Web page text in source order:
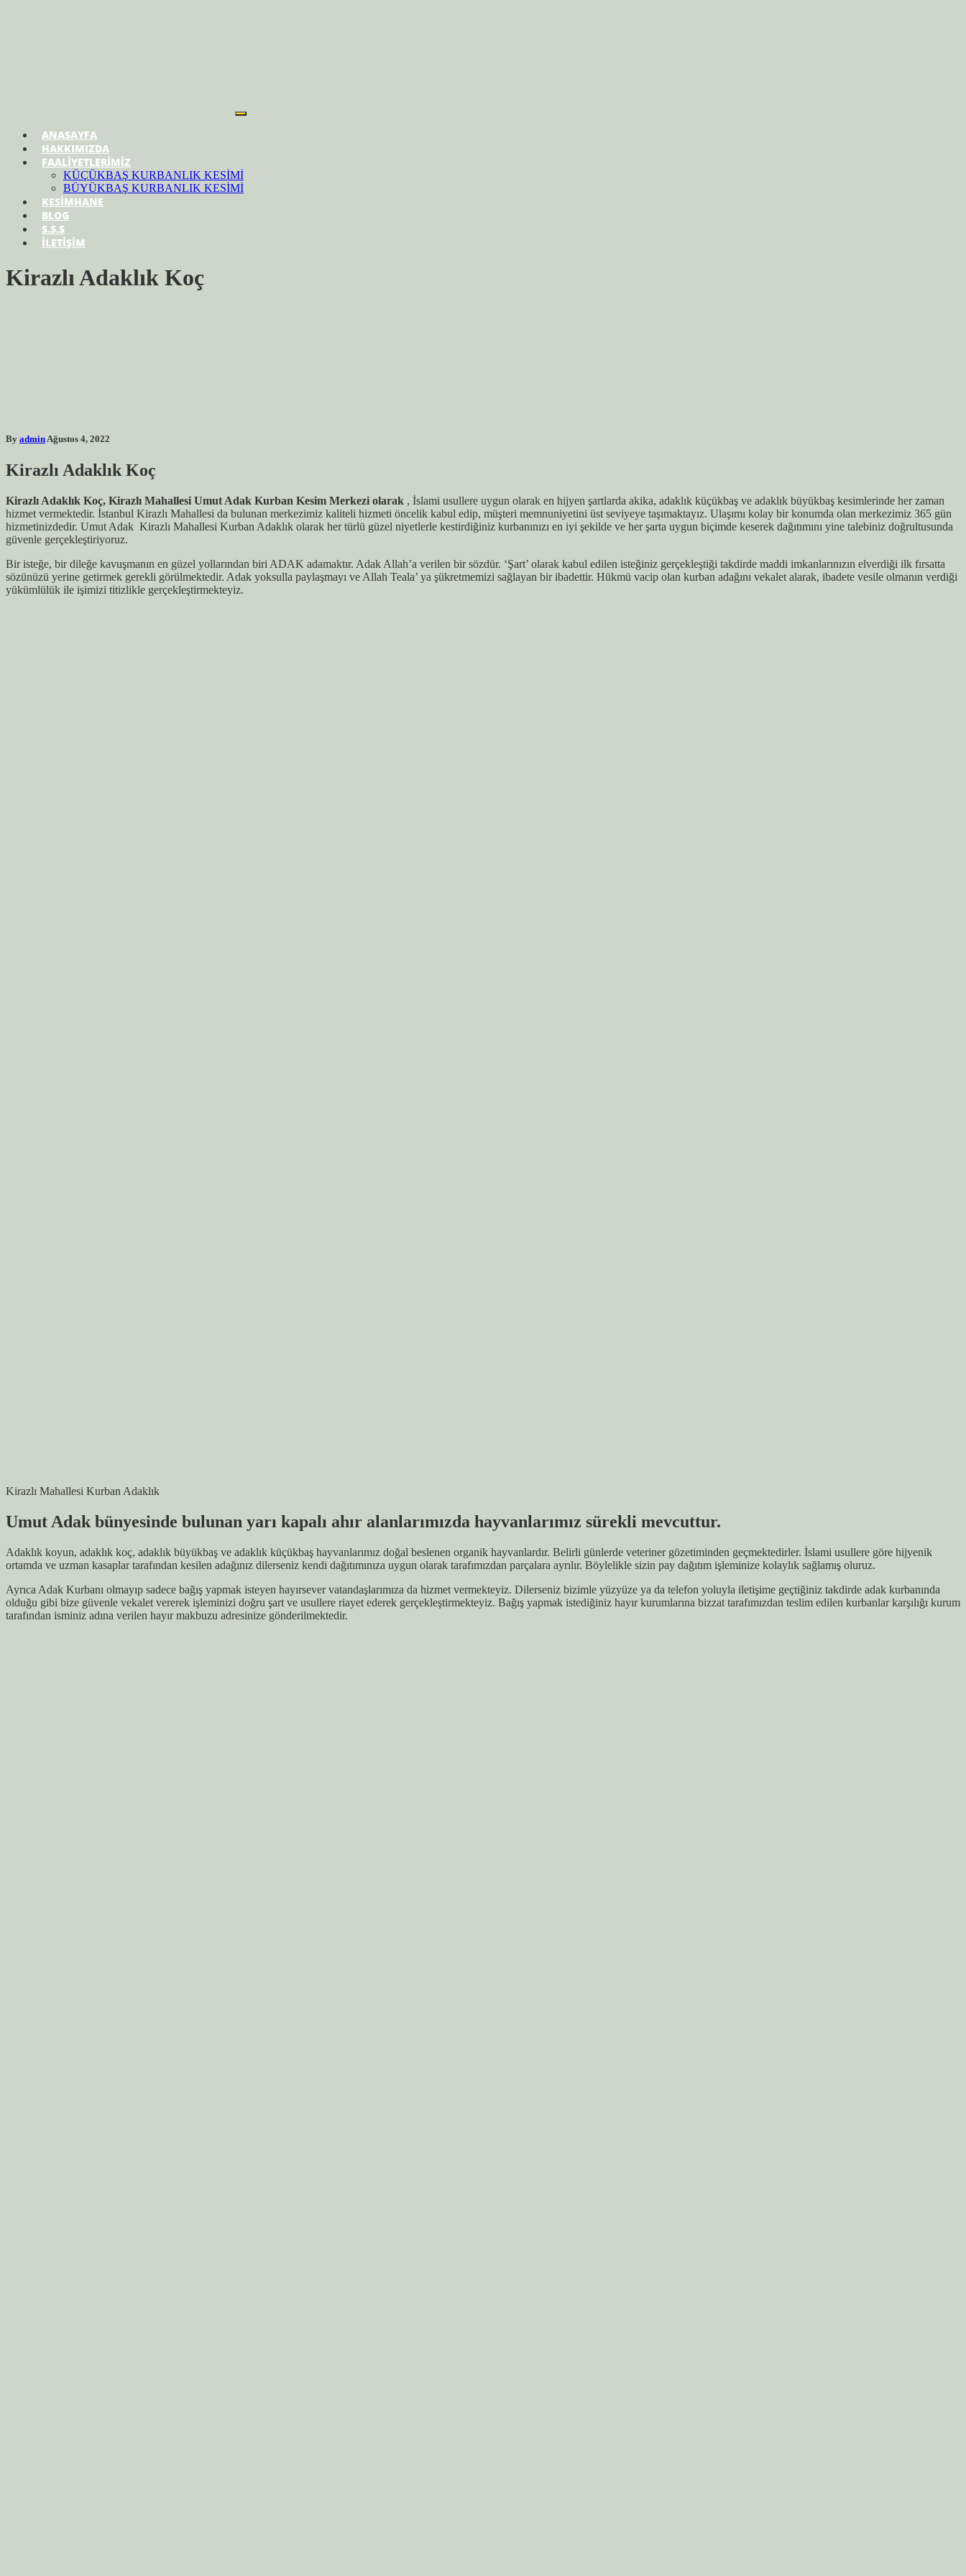
ANASAYFA
HAKKIMIZDA
FAALİYETLERİMİZ
KÜÇÜKBAŞ KURBANLIK KESİMİ
BÜYÜKBAŞ KURBANLIK KESİMİ
KESİMHANE
BLOG
S.S.S
İLETİŞİM
Kirazlı Adaklık Koç
By adminAğustos 4, 2022
KirazlıAdaklık Koç
Kirazlı Adaklık Koç, Kirazlı Mahallesi Umut Adak Kurban Kesim Merkezi olarak , İslami usullere uygun olarak en hijyen şartlarda akika, adaklık küçükbaş ve adaklık büyükbaş kesimlerinde her zaman
hizmet vermektedir. İstanbul Kirazlı Mahallesi da bulunan merkezimiz kaliteli hizmeti öncelik kabul edip, müşteri memnuniyetini üst seviyeye taşımaktayız. Ulaşımı kolay bir konumda olan merkezimiz 365 gün
hizmetinizdedir. Umut Adak Kirazlı Mahallesi Kurban Adaklık olarak her türlü güzel niyetlerle kestirdiğiniz kurbanınızı en iyi şekilde ve her şarta uygun biçimde keserek dağıtımını yine talebiniz doğrultusunda
güvenle gerçekleştiriyoruz.
Bir isteğe, bir dileğe kavuşmanın en güzel yollarından biri ADAK adamaktır. Adak Allah’a verilen bir sözdür. ‘Şart’ olarak kabul edilen isteğiniz gerçekleştiği takdirde maddi imkanlarınızın elverdiği ilk fırsatta
sözünüzü yerine getirmek gerekli görülmektedir. Adak yoksulla paylaşmayı ve Allah Teala’ ya şükretmemizi sağlayan bir ibadettir. Hükmü vacip olan kurban adağını vekalet alarak, ibadete vesile olmanın verdiği
yükümlülük ile işimizi titizlikle gerçekleştirmekteyiz.
Kirazlı Mahallesi Kurban Adaklık
Umut Adak bünyesinde bulunan yarı kapalı ahır alanlarımızda hayvanlarımız sürekli mevcuttur.
Adaklık koyun, adaklık koç, adaklık büyükbaş ve adaklık küçükbaş hayvanlarımız doğal beslenen organik hayvanlardır. Belirli günlerde veteriner gözetiminden geçmektedirler. İslami usullere göre hijyenik
ortamda ve uzman kasaplar tarafından kesilen adağınız dilerseniz kendi dağıtımınıza uygun olarak tarafımızdan parçalara ayrılır. Böylelikle sizin pay dağıtım işleminize kolaylık sağlamış oluruz.
Ayrıca Adak Kurbanı olmayıp sadece bağış yapmak isteyen hayırsever vatandaşlarımıza da hizmet vermekteyiz. Dilerseniz bizimle yüzyüze ya da telefon yoluyla iletişime geçtiğiniz takdirde adak kurbanında
olduğu gibi bize güvenle vekalet vererek işleminizi doğru şart ve usullere riayet ederek gerçekleştirmekteyiz. Bağış yapmak istediğiniz hayır kurumlarına bizzat tarafımızdan teslim edilen kurbanlar karşılığı kurum
tarafından isminiz adına verilen hayır makbuzu adresinize gönderilmektedir.